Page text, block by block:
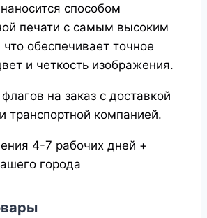
способом
печати с самым высоким
обеспечивает точное
и четкость изображения.
на заказ с доставкой
транспортной компанией.
4-7 рабочих дней +
города